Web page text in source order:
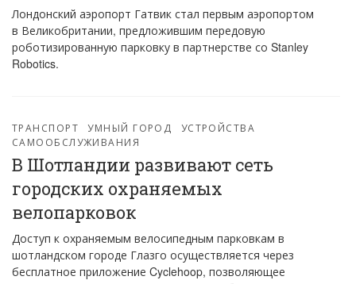
Лондонский аэропорт Гатвик стал первым аэропортом
в Великобритании, предложившим передовую
роботизированную парковку в партнерстве со Stanley
Robotics.
ТРАНСПОРТ УМНЫЙ ГОРОД
УСТРОЙСТВА
САМООБСЛУЖИВАНИЯ
В Шотландии развивают сеть
городских охраняемых
велопарковок
Доступ к охраняемым велосипедным парковкам в
шотландском городе Глазго осуществляется через
бесплатное приложение Cyclehoop, позволяющее